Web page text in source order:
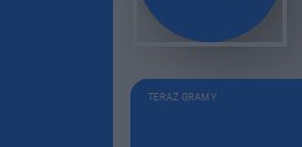
TERAZ GRAMY